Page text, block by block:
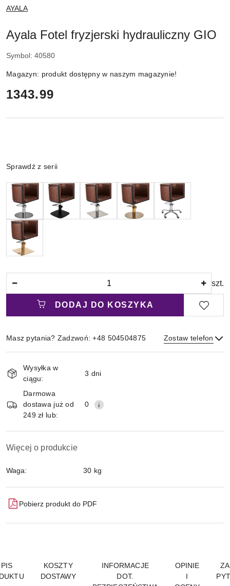
NAZWA
PRODUCENTA:
AYALA
Ayala Fotel fryzjerski hydrauliczny GIO
Symbol: 40580
Magazyn: produkt dostępny w naszym magazynie!
cena:
1343.99
Wariant
Sprawdź z serii
szt.
DODAJ DO KOSZYKA
Masz pytania? Zadzwoń: +48 504504875 Zostaw telefon
i
dostawa
Wysyłka w
ciągu:
3 dni
Darmowa
dostawa już od
249 zł lub:
0
Więcej o produkcie
Waga: 30 kg
Pobierz produkt do PDF
KOSZTY
DOSTAWY
INFORMACJE
DOT.
OPINIE
I